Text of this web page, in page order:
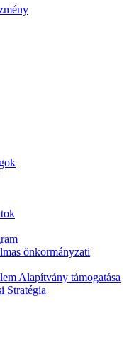
önkormányzati
Alapítvány támogatása
Stratégia